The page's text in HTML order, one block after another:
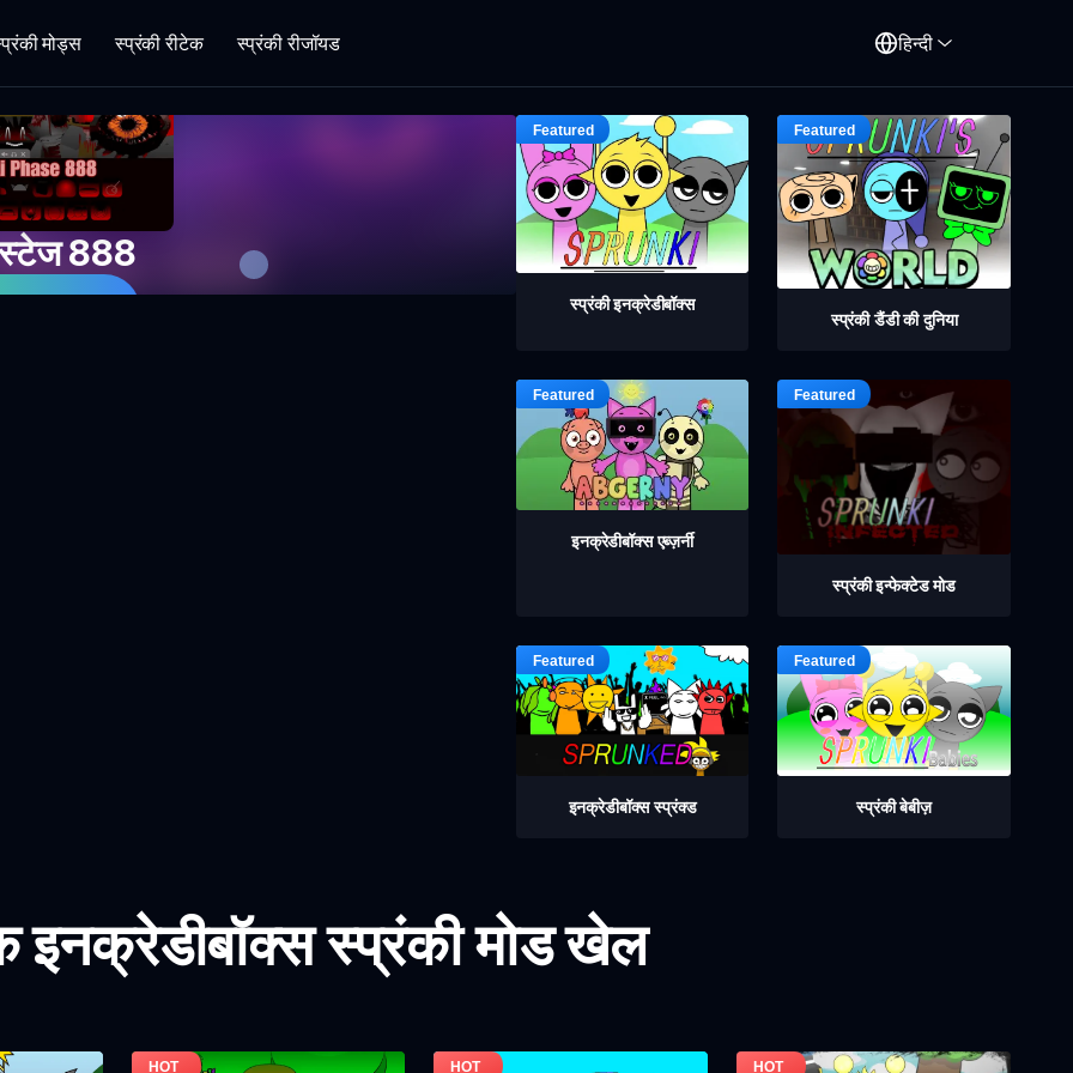
मोड्स स्प्रंकी रीटेक स्प्रंकी रीजॉयड हिन्दी
स्टेज 888
स्प्रंकी इनक्रेडीबॉक्स
स्प्रंकी डैंडी की दुनिया
इनक्रेडीबॉक्स एब्ज़र्नी
स्प्रंकी इन्फेक्टेड मोड
इनक्रेडीबॉक्स स्प्रंक्ड स्प्रंकी बेबीज़
इनक्रेडीबॉक्स स्प्रंकी मोड खेल